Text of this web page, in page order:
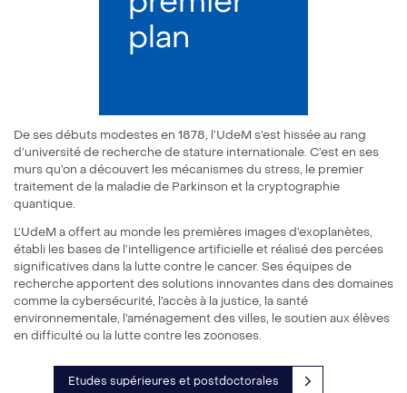
plan
De ses débuts modestes en 1878, l’UdeM s’est hissée au rang
d’université de recherche de stature internationale. C’est en ses
murs qu’on a découvert les mécanismes du stress, le premier
traitement de la maladie de Parkinson et la cryptographie
quantique.
L’UdeM a offert au monde les premières images d’exoplanètes,
établi les bases de l’intelligence artificielle et réalisé des percées
significatives dans la lutte contre le cancer. Ses équipes de
recherche apportent des solutions innovantes dans des domaines
comme la cybersécurité, l’accès à la justice, la santé
environnementale, l’aménagement des villes, le soutien aux élèves
en difficulté ou la lutte contre les zoonoses.
Études supérieures et postdoctorales